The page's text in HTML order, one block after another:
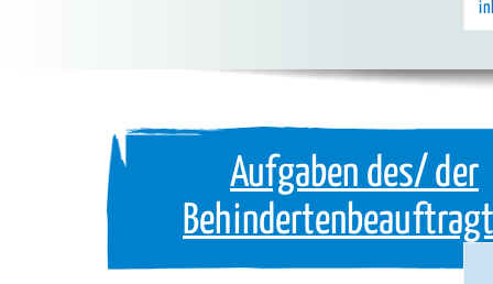
Aufgaben des/ der